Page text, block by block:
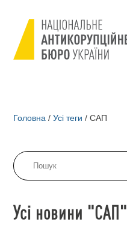
Головна / Усі теги / САП
Усі новини "САП"